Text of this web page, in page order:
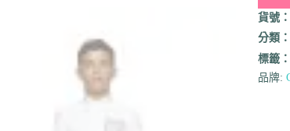
貨號
分類：
標籤：
品牌: